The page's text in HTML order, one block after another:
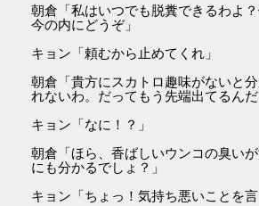
朝倉「私はいつでも脱糞できるわよ
今の内にどうぞ」
キョン「頼むから止めてくれ」
朝倉「貴方にスカトロ趣味がないと
れないわ。だってもう先端出てるんだ
キョン「なに！？」
朝倉「ほら、香ばしいウンコの臭い
にも分かるでしょ？」
キョン「ちょっ！気持ち悪いことを言